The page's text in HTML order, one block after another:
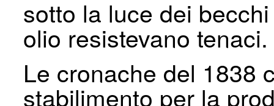
sotto la luce dei
olio resistevano tenaci.
Le cronache del 1838
stabilimento per la